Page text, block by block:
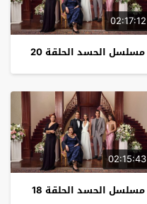
02:17:12
مسلسل الحسد الحلقة 20
02:15:43
مسلسل الحسد الحلقة 18